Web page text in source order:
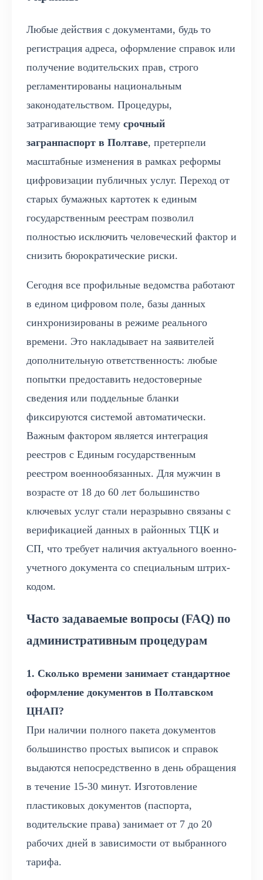
Любые действия с документами, будь то
регистрация адреса, оформление справок или
получение водительских прав, строго
регламентированы национальным
законодательством. Процедуры,
затрагивающие тему срочный
загранпаспорт в Полтаве, претерпели
масштабные изменения в рамках реформы
цифровизации публичных услуг. Переход от
старых бумажных картотек к единым
государственным реестрам позволил
полностью исключить человеческий фактор и
снизить бюрократические риски.
Сегодня все профильные ведомства работают
в едином цифровом поле, базы данных
синхронизированы в режиме реального
времени. Это накладывает на заявителей
дополнительную ответственность: любые
попытки предоставить недостоверные
сведения или поддельные бланки
фиксируются системой автоматически.
Важным фактором является интеграция
реестров с Единым государственным
реестром военнообязанных. Для мужчин в
возрасте от 18 до 60 лет большинство
ключевых услуг стали неразрывно связаны с
верификацией данных в районных ТЦК и
СП, что требует наличия актуального военно-
учетного документа со специальным штрих-
кодом.
Часто задаваемые вопросы (FAQ) по
административным процедурам
1. Сколько времени занимает стандартное
оформление документов в Полтавском
ЦНАП?
При наличии полного пакета документов
большинство простых выписок и справок
выдаются непосредственно в день обращения
в течение 15-30 минут. Изготовление
пластиковых документов (паспорта,
водительские права) занимает от 7 до 20
рабочих дней в зависимости от выбранного
тарифа.